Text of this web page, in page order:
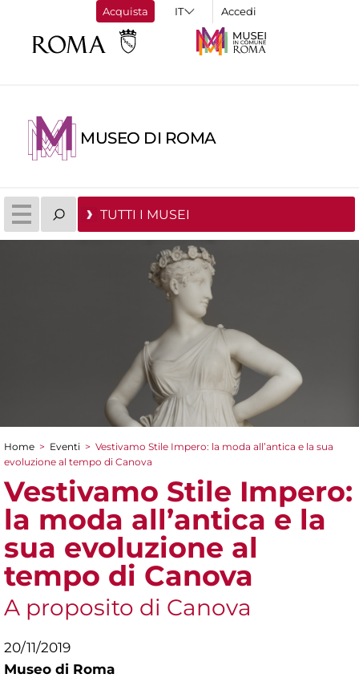
Acquista Accedi
MUSEO DI ROMA
TUTTI I MUSEI
Tu sei qui
Home > Eventi > Vestivamo Stile Impero: la moda all’antica e la sua
evoluzione al tempo di Canova
Vestivamo Stile Impero:
la moda all’antica e la
sua evoluzione al
tempo di Canova
A proposito di Canova
20/11/2019
Museo di Roma